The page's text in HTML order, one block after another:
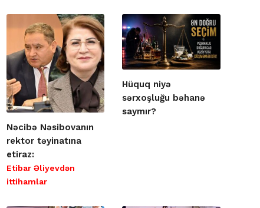
Nəcibə Nəsibovanın
rektor təyinatına
etiraz:
Etibar Əliyevdən
ittihamlar
Hüquq niyə
sərxoşluğu bəhanə
saymır?